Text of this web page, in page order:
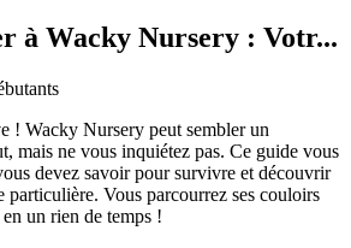
à Wacky Nursery : Votr...
! Wacky Nursery peut sembler un
mais ne vous inquiétez pas. Ce guide vous
devez savoir pour survivre et découvrir
particulière. Vous parcourrez ses couloirs
un rien de temps !